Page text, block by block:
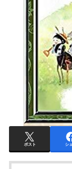
ポスト シ